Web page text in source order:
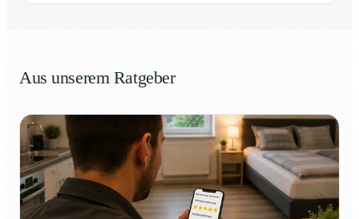
Aus unserem Ratgeber